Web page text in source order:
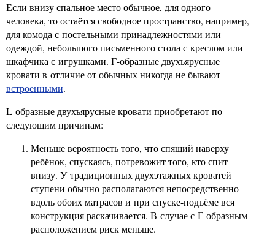
Если внизу спальное место обычное, для одного
человека, то остаётся свободное пространство, например,
для комода с постельными принадлежностями или
одеждой, небольшого письменного стола с креслом или
шкафчика с игрушками. Г-образные двухъярусные
кровати в отличие от обычных никогда не бывают
встроенными.
L-образные двухъярусные кровати приобретают по
следующим причинам:
Меньше вероятность того, что спящий наверху
ребёнок, спускаясь, потревожит того, кто спит
внизу. У традиционных двухэтажных кроватей
ступени обычно располагаются непосредственно
вдоль обоих матрасов и при спуске-подъёме вся
конструкция раскачивается. В случае с Г-образным
расположением риск меньше.